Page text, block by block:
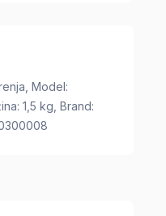
Model:
1,5 kg, Brand: